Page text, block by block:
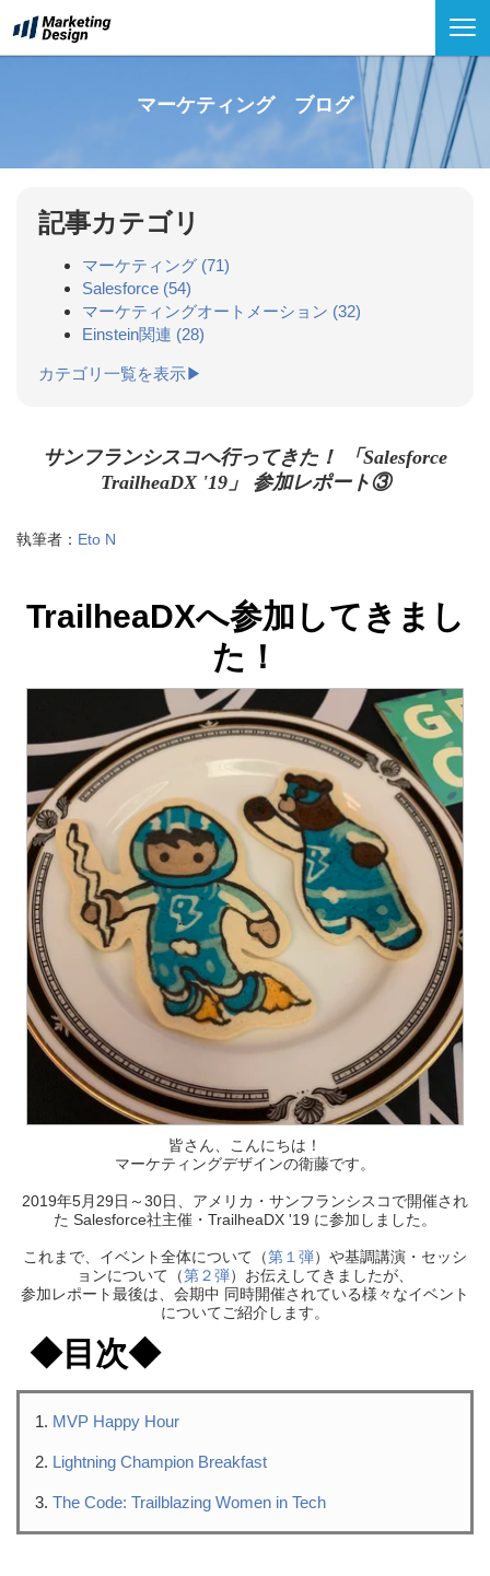
マーケティング ブログ
記事カテゴリ
マーケティング (71)
Salesforce (54)
マーケティングオートメーション (32)
Einstein関連 (28)
カテゴリ一覧を表示▶
サンフランシスコへ行ってきた！ 「Salesforce
TrailheaDX '19」 参加レポート③
執筆者： Eto N
TrailheaDXへ参加してきまし
た！
皆さん、こんにちは！
マーケティングデザインの衛藤です。
2019年5月29日～30日、アメリカ・サンフランシスコで開催され
た Salesforce社主催・TrailheaDX '19 に参加しました。
これまで、イベント全体について（第１弾）や基調講演・セッシ
ョンについて（第２弾）お伝えしてきましたが、
参加レポート最後は、会期中 同時開催されている様々なイベント
についてご紹介します。
◆目次◆
MVP Happy Hour
Lightning Champion Breakfast
The Code: Trailblazing Women in Tech